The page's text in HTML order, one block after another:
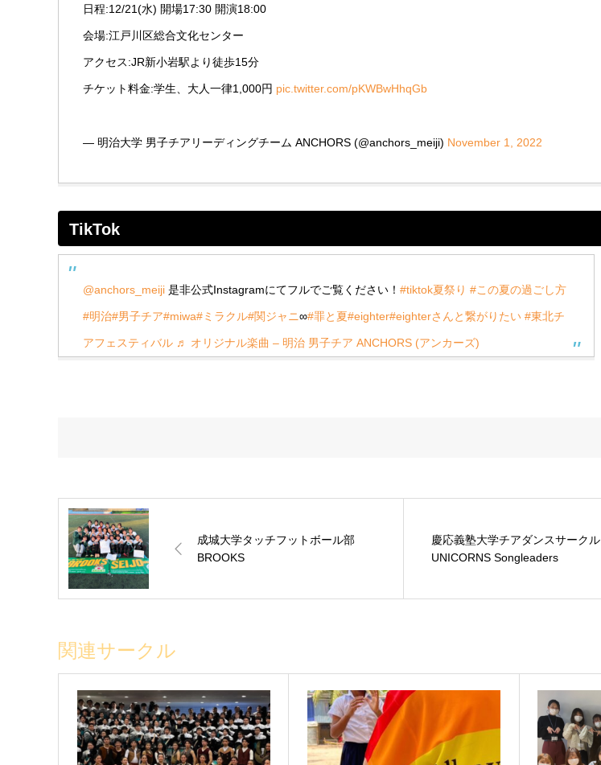
日程:12/21(水) 開場17:30 開演18:00
会場:江戸川区総合文化センター
アクセス:JR新小岩駅より徒歩15分
チケット料金:学生、大人一律1,000円 pic.twitter.com/pKWBwHhqGb
— 明治大学 男子チアリーディングチーム ANCHORS (@anchors_meiji) November 1, 2022
TikTok
@anchors_meiji 是非公式Instagramにてフルでご覧ください！ #tiktok夏祭り #この夏の過ごし方
#明治#男子チア#miwa#ミラクル#関ジャニ∞#罪と夏#eighter#eighterさんと繋がりたい #東北チ
アフェスティバル ♬ オリジナル楽曲 – 明治 男子チア ANCHORS (アンカーズ)
成城大学タッチフットボール部
BROOKS
慶応義塾大学チアダンスサークル
UNICORNS Songleaders
関連サークル